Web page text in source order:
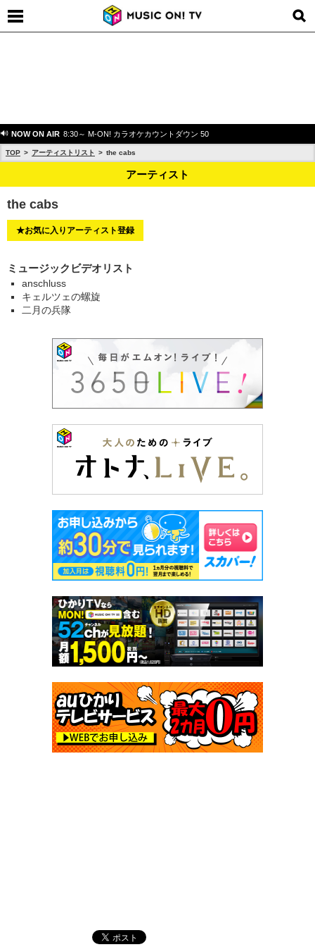
NOW ON AIR 8:30～ M-ON! カラオケカウントダウン 50
TOP アーティストリスト the cabs
アーティスト
the cabs
★お気に入りアーティスト登録
ミュージックビデオリスト
anschluss
キェルツェの螺旋
二月の兵隊